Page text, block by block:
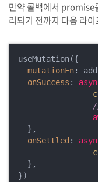
만약 콜백에서 promise
리되기 전까지 다음 라
useMutation({
mutationFn:
onSuccess :
  },
onSettled :
  },